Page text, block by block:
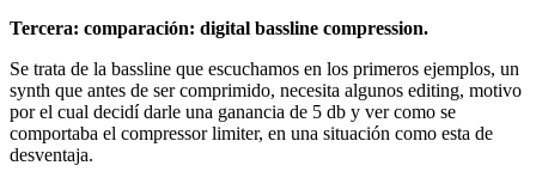
Tercera: comparación: digital bassline compression.
Se trata de la bassline que escuchamos en los primeros ejemplos, un
synth que antes de ser comprimido, necesita algunos editing, motivo
por el cual decidí darle una ganancia de 5 db y ver como se
comportaba el compressor limiter, en una situación como esta de
desventaja.